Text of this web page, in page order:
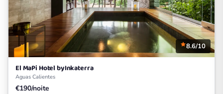
8.6/10
El MaPi Hotel byInkaterra
Aguas Calientes
€190/noite